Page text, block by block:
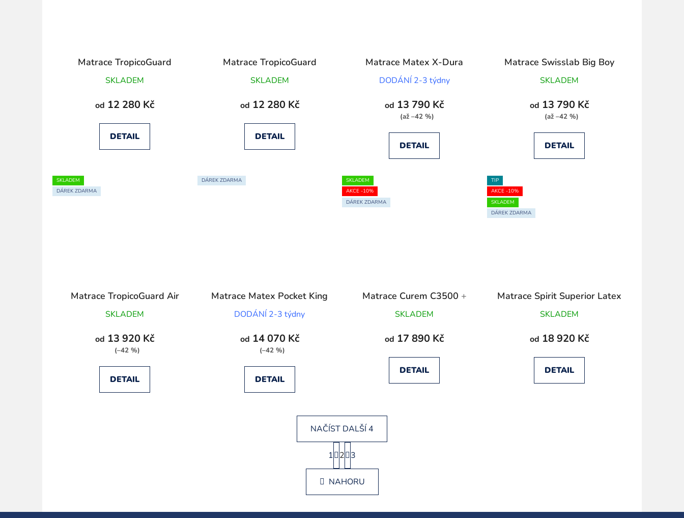
Matrace TropicoGuard
Medical
SKLADEM
od 12 280 Kč
DETAIL
Matrace TropicoGuard
Medical Heaven
SKLADEM
od 12 280 Kč
DETAIL
Matrace Matex X-Dura
DODÁNÍ 2-3 týdny
od 13 790 Kč
(až –42 %)
DETAIL
Matrace Swisslab Big Boy
SKLADEM
od 13 790 Kč
(až –42 %)
DETAIL
SKLADEM
DÁREK ZDARMA
Matrace TropicoGuard Air
Hybrid
SKLADEM
od 13 920 Kč
(–42 %)
DETAIL
DÁREK ZDARMA
Matrace Matex Pocket King
Duo
DODÁNÍ 2-3 týdny
od 14 070 Kč
(–42 %)
DETAIL
SKLADEM
AKCE -10%
DÁREK ZDARMA
Matrace Curem C3500 +
Anatomický polštář
SKLADEM
od 17 890 Kč
DETAIL
TIP
AKCE -10%
SKLADEM
DÁREK ZDARMA
Matrace Spirit Superior Latex
+ Anatomický polštář
SKLADEM
od 18 920 Kč
DETAIL
O
v
l
á
NAČÍST DALŠÍ 4
S
t
n
k
v
1 2 3
NAHORU